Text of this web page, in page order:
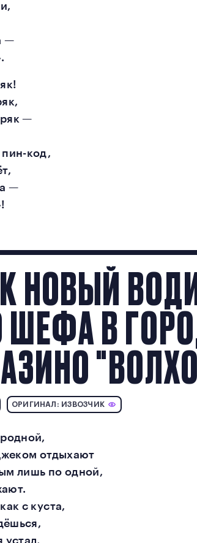
—
—
пин-код,
—
НОВЫЙ
В
ОРИГИНАЛ: ИЗВОЗЧИК
отдыхают
лишь по одной,
с куста,
устал,